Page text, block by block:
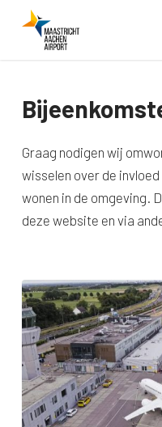
Graag nodigen wij
wisselen over de
wonen in de omgeving.
deze website en via
Save
the
date:
m.e.r.